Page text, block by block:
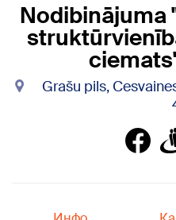
Nodibinājuma
Grašu pils,